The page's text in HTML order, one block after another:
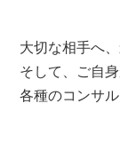
大切な相手へ
そして、ご自
各種のコンサ